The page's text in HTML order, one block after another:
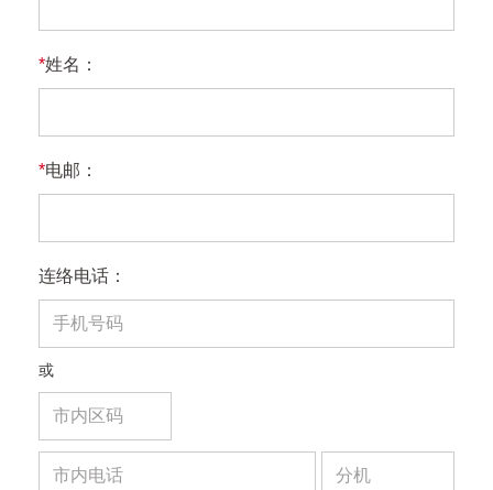
*姓名：
*电邮：
连络电话：
或